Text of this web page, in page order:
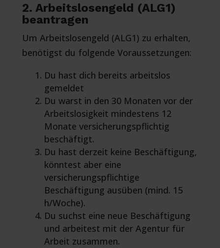
2. Arbeitslosengeld (ALG1)
beantragen
Um Arbeitslosengeld (ALG1) zu erhalten,
benötigst du folgende Voraussetzungen:
Du hast dich bereits arbeitslos
gemeldet
Du warst in den 30 Monaten vor der
Arbeitslosigkeit mindestens 12
Monate versicherungspflichtig
beschäftigt.
Du hast derzeit keine Beschäftigung,
könntest aber eine
versicherungspflichtige
Beschäftigung ausüben (mind. 15
h/Woche).
Du suchst eine neue Beschäftigung
und arbeitest mit der Agentur für
Arbeit zusammen.